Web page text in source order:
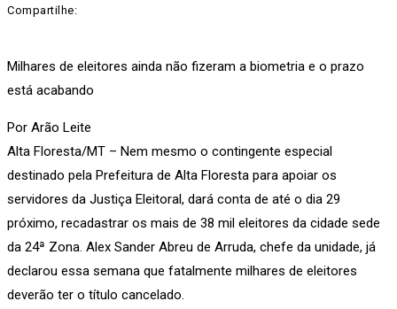
Compartilhe:
Milhares de eleitores ainda não fizeram a biometria e o prazo
está acabando
Por Arão Leite
Alta Floresta/MT – Nem mesmo o contingente especial
destinado pela Prefeitura de Alta Floresta para apoiar os
servidores da Justiça Eleitoral, dará conta de até o dia 29
próximo, recadastrar os mais de 38 mil eleitores da cidade sede
da 24ª Zona. Alex Sander Abreu de Arruda, chefe da unidade, já
declarou essa semana que fatalmente milhares de eleitores
deverão ter o título cancelado.